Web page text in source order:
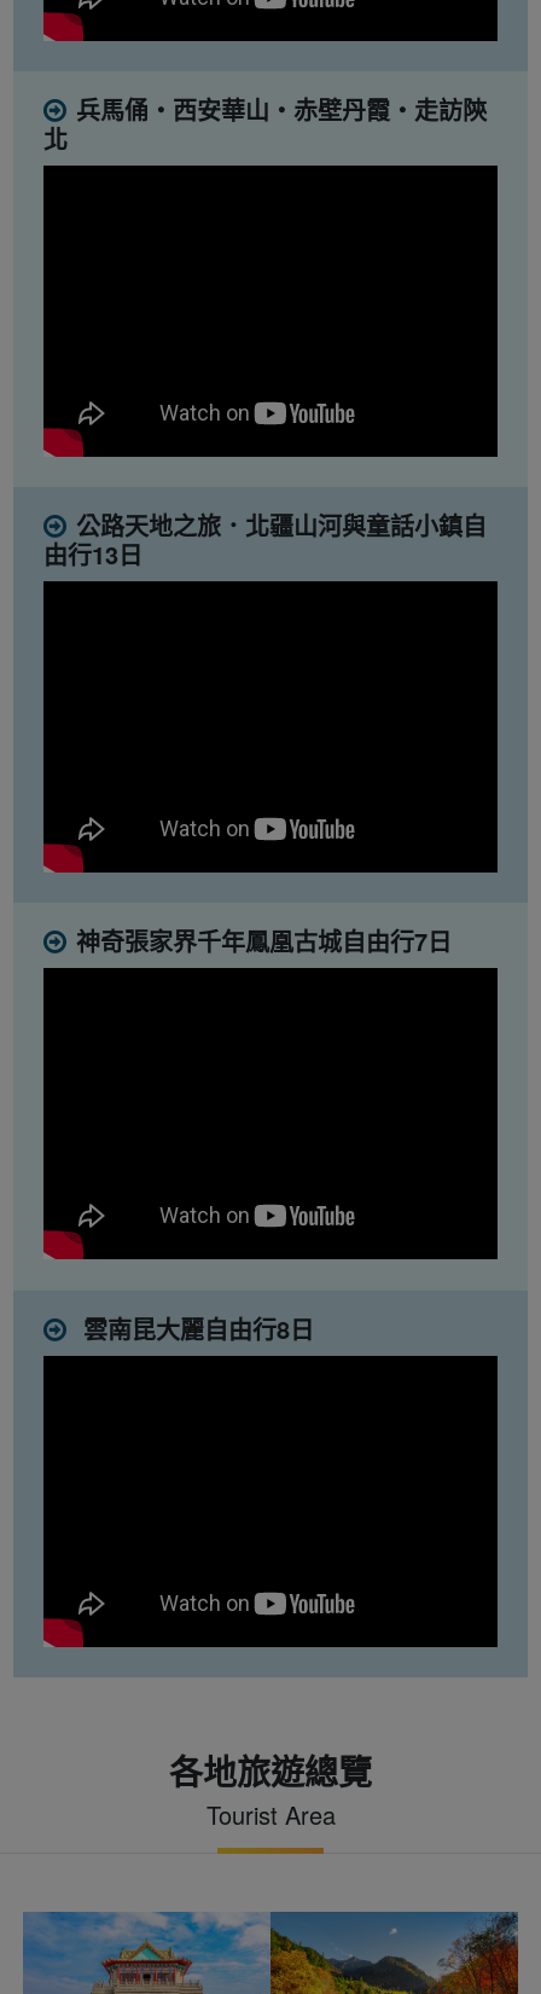
兵馬俑・西安華山・赤壁丹霞・走訪陝
北
公路天地之旅．北疆山河與童話小鎮自
由行13日
神奇張家界千年鳳凰古城自由行7日
雲南昆大麗自由行8日
各地旅遊總覽
Tourist Area